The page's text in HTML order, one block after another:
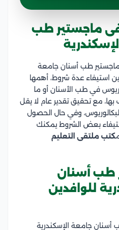
ماجستير طب
طب أسنان جامعة
استيفاء عدة شروط، أهمها
في طب الأسنان أو ما
مع تحقيق تقدير عام لا يقل
وفي حال الحصول
بعض الشروط يمكنك
كتب ملتقى التعليم
طب أسنان
للوافدين
جامعة الإسكندرية